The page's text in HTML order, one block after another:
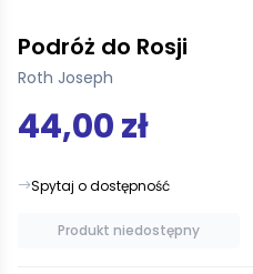
Podróż do Rosji
Roth Joseph
44,00 zł
Spytaj o dostępność
Produkt niedostępny